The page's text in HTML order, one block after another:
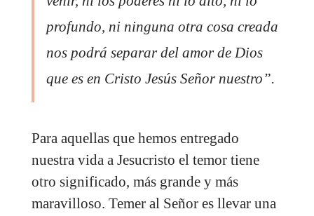
profundo, ni ninguna otra cosa creada
nos podrá separar del amor de Dios
que es en Cristo Jesús Señor nuestro”.
Para aquellas que hemos entregado
nuestra vida a Jesucristo el temor tiene
otro significado, más grande y más
maravilloso. Temer al Señor es llevar una